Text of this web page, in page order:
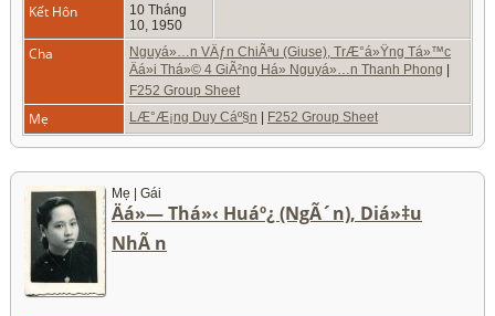
Kết Hôn
10 Tháng
10, 1950
Cha
Nguyá»…n VÄƒn ChiÃªu (Giuse), TrÆ°á»Ÿng Tá»™c
Äá»i Thá»© 4 GiÃ²ng Há» Nguyá»…n Thanh Phong |
F252 Group Sheet
Mẹ LÆ°Æ¡ng Duy Cáº§n | F252 Group Sheet
Mẹ | Gái
Äá»— Thá»‹ Huáº¿ (NgÃ´n), Diá»‡u
NhÃ n